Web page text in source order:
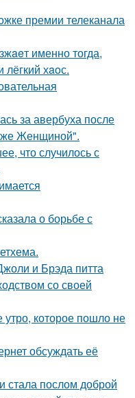
премии телеканала
именно тогда,
лёгкий хaoс.
за авербуха после
Женщиной".
что случилось с
о борьбе с
и Брэда питта
со своей
которое пошло не
обсуждать её
стала послом доброй